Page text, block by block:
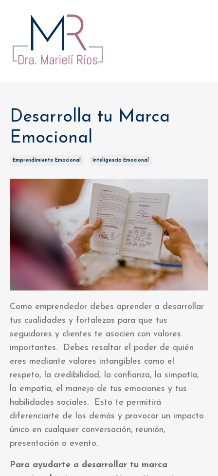
Desarrolla tu Marca
Emocional
Emprendimiento Emocional Inteligencia Emocional
Como emprendedor debes aprender a desarrollar
tus cualidades y fortalezas para que tus
seguidores y clientes te asocien con valores
importantes. Debes resaltar el poder de quién
eres mediante valores intangibles como el
respeto, la credibilidad, la confianza, la simpatía,
la empatía, el manejo de tus emociones y tus
habilidades sociales. Esto te permitirá
diferenciarte de los demás y provocar un impacto
único en cualquier conversación, reunión,
presentación o evento.
Para ayudarte a desarrollar tu marca